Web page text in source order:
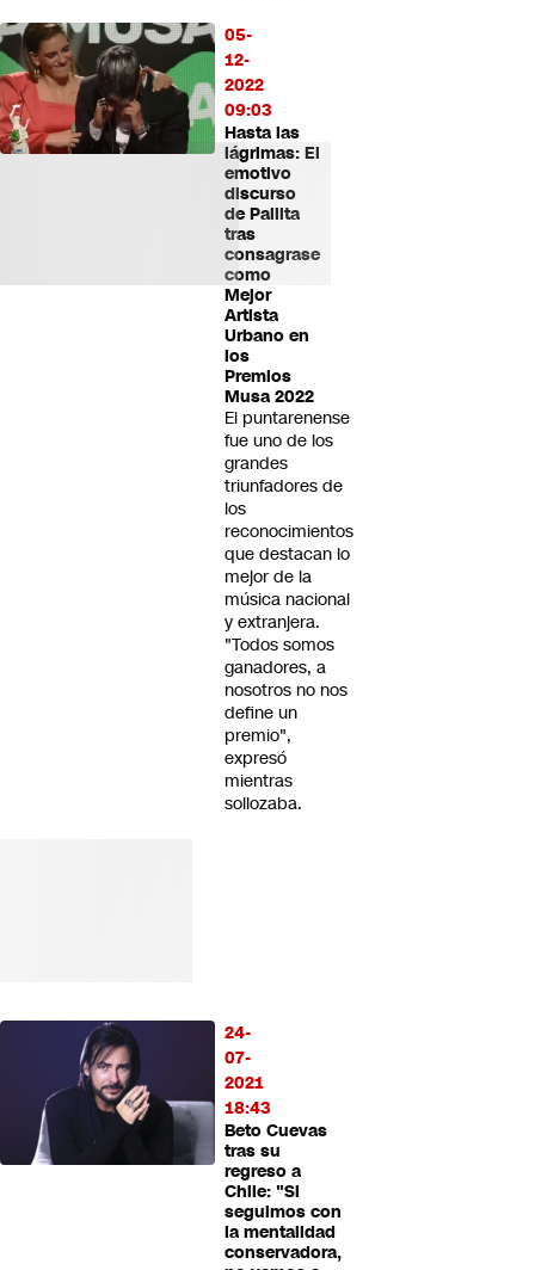
05-
12-
2022
09:03
Hasta las
lágrimas: El
emotivo
discurso
de Pailita
tras
consagrase
como
Mejor
Artista
Urbano en
los
Premios
Musa 2022
El puntarenense
fue uno de los
grandes
triunfadores de
los
reconocimientos
que destacan lo
mejor de la
música nacional
y extranjera.
"Todos somos
ganadores, a
nosotros no nos
define un
premio",
expresó
mientras
sollozaba.
24-
07-
2021
18:43
Beto Cuevas
tras su
regreso a
Chile: "Si
seguimos con
la mentalidad
conservadora,